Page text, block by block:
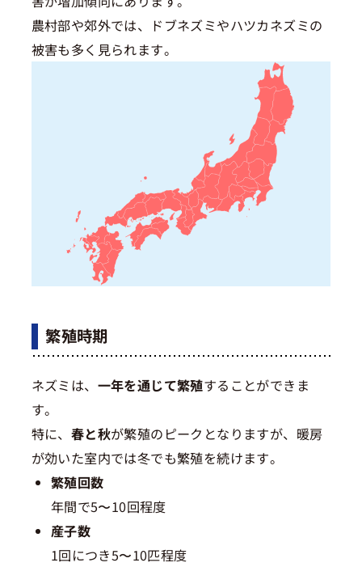
農村部や郊外では、ドブネズミやハツカネズミの
被害も多く見られます。
繁殖時期
ネズミは、 一年を通じて繁殖することができま
す。
特に、 春と秋が繁殖のピークとなりますが、暖房
が効いた室内では冬でも繁殖を続けます。
繁殖回数
年間で5〜10回程度
産子数
1回につき5〜10匹程度